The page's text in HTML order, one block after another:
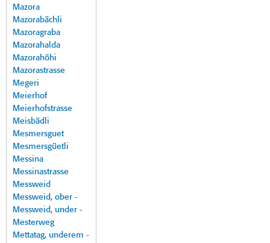
Mazora
Mazorabächli
Mazoragraba
Mazorahalda
Mazorahöhi
Mazorastrasse
Megeri
Meierhof
Meierhofstrasse
Meisbädli
Mesmersguet
Mesmersgüetli
Messina
Messinastrasse
Messweid
Messweid, ober -
Messweid, under -
Mesterweg
Mettatag, underem -